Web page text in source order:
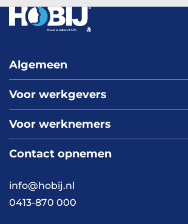
Algemeen
Home
Over ons
Werken bij HOBIJ
Contact
Voor werkgevers
Nieuws
Blog
Academy
Cases
Voor werknemers
Vacaturepagina
Werken en wonen
Kennis en inspiratie
Contact opnemen
info@hobij.nl
0413-870 000